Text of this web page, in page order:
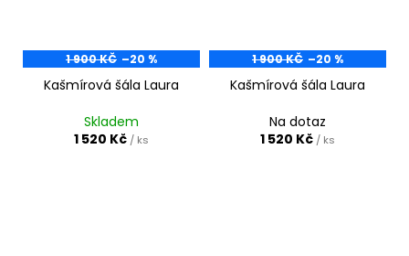
1 900 KČ –20 %
Kašmírová šála Laura
Skladem
1 520 Kč / ks
1 900 KČ –20 %
Kašmírová šála Laura
Na dotaz
1 520 Kč / ks